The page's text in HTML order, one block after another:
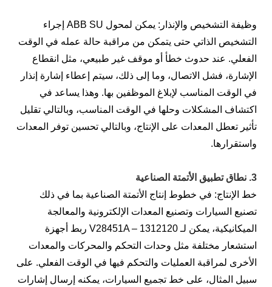
وظيفة التشخيص والإنذار: يمكن لمحول ABB SU إجراء
التشخيص الذاتي حتى يتمكن من مراقبة حالة عمله في الوقت
الفعلي. عند حدوث خطأ أو موقف غير طبيعي، مثل انقطاع
الإشارة، فشل الاتصال، وما إلى ذلك، سيتم إعطاء إشارة إنذار
في الوقت المناسب لإبلاغ الموظفين بها. وهذا يساعد في
اكتشاف المشكلات وحلها في الوقت المناسب، وبالتالي تقليل
تأثير تعطل المعدات على الإنتاج، وبالتالي تحسين توفر المعدات
واستقرارها.
3. نطاق تطبيق الأتمتة الصناعية
خط الإنتاج: في خطوط إنتاج الأتمتة الصناعية بما في ذلك
تصنيع السيارات وتصنيع المعدات الإلكترونية والمعالجة
الميكانيكية، يمكن لـ V28451A – 1312120 ربط أجهزة
استشعار مختلفة مثل وحدات التحكم والمحركات والمعدات
الأخرى لمراقبة العمليات والتحكم فيها في الوقت الفعلي. على
سبيل المثال، على خط تجميع السيارات، يمكنه إرسال إشارات